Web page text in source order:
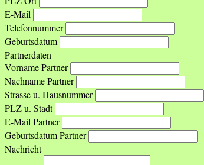
E-Mail
Telefonnummer
Geburtsdatum
Partnerdaten
Vorname Partner
Nachname Partner
Strasse u. Hausnummer
PLZ u. Stadt
E-Mail Partner
Geburtsdatum Partner
Nachricht